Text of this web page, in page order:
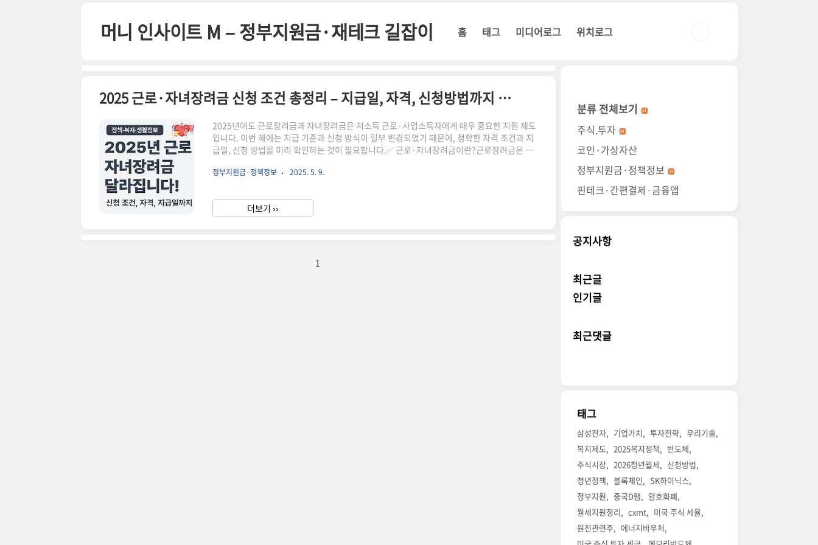
머니 인사이트 M – 정부지원금·재테크 길잡이 홈 태그 미디어로그 위치로그
2025 근로·자녀장려금 신청 조건 총정리 – 지급일, 자격, 신청방법까지 한눈에
2025년에도 근로장려금과 자녀장려금은 저소득 근로·사업소득자에게 매우 중요한 지원 제도
입니다. 이번 해에는 지급 기준과 신청 방식이 일부 변경되었기 때문에, 정확한 자격 조건과 지
급일, 신청 방법을 미리 확인하는 것이 필요합니다.✅ 근로·자녀장려금이란?근로장려금은 일
녀장려금은 부양 자녀가 있는 가구에 추가 지급되는 지원금입니다.📌 2025년 변경된 주요 내
330만 원, 자녀장려금 최대 80만 원정기 신청 기간: 2025년 5월 1일 ~ 31일지급 시기: 9월 중
순 일괄 지급 예정👤 신청 자격 조건 (2025)..
정부지원금·정책정보 2025. 5. 9.
더보기 ››
1
분류 전체보기
주식.투자
코인·가상자산
정부지원금·정책정보
핀테크·간편결제·금융앱
공지사항
최근글
인기글
최근댓글
태그
삼성전자 기업가치 투자전략
우리기술
복지제도
2025복지정책
반도체
주식시장
2026청년월세
신청방법
청년정책
블록체인
SK하이닉스
정부지원
중국D램
암호화폐
월세지원정리
cxmt
미국 주식 세율
원전관련주
에너지바우처